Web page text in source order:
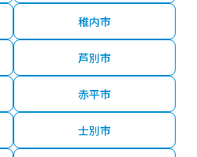
稚内市
芦別市
赤平市
士別市